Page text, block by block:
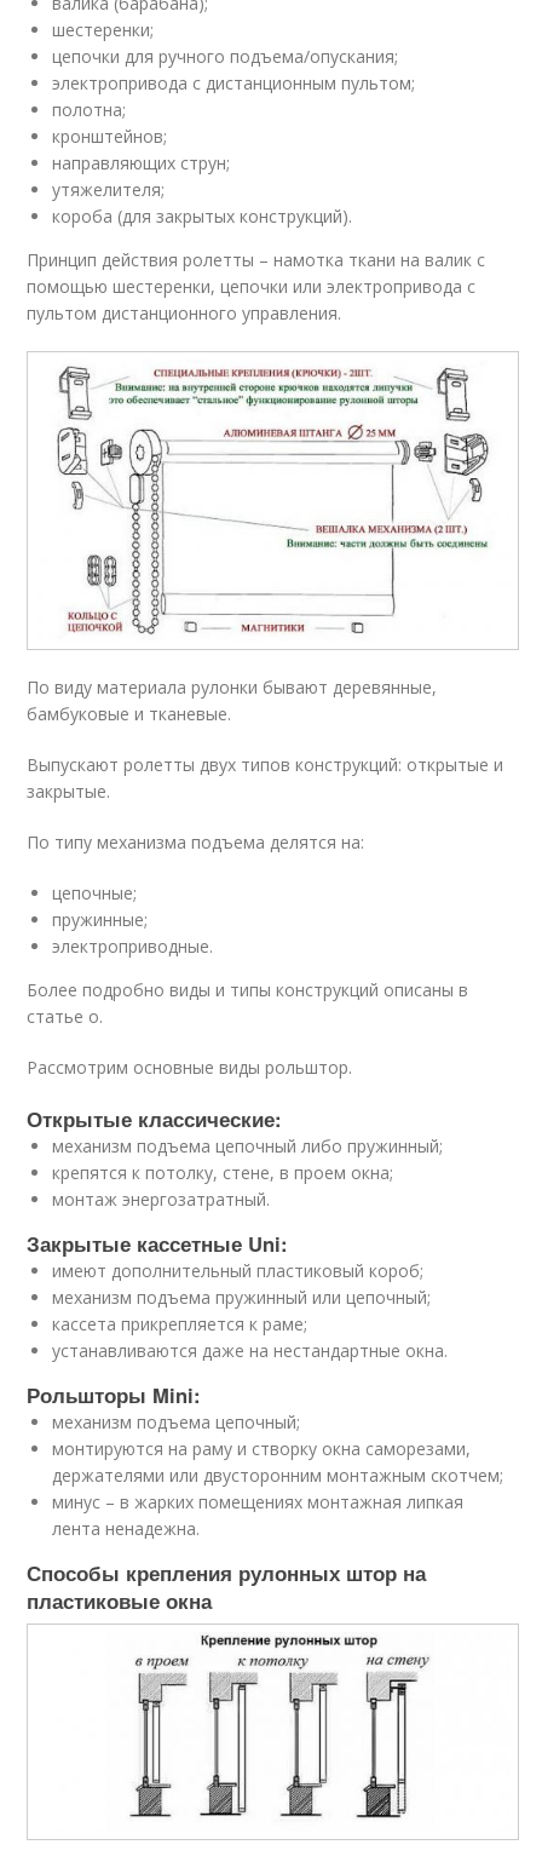
шестеренки;
цепочки для ручного подъема/опускания;
электропривода с дистанционным пультом;
полотна;
кронштейнов;
направляющих струн;
утяжелителя;
короба (для закрытых конструкций).
Принцип действия ролетты – намотка ткани на валик с
помощью шестеренки, цепочки или электропривода с
пультом дистанционного управления.
По виду материала рулонки бывают деревянные,
бамбуковые и тканевые.
Выпускают ролетты двух типов конструкций: открытые и
закрытые.
По типу механизма подъема делятся на:
цепочные;
пружинные;
электроприводные.
Более подробно виды и типы конструкций описаны в
статье о.
Рассмотрим основные виды рольштор.
Открытые классические:
механизм подъема цепочный либо пружинный;
крепятся к потолку, стене, в проем окна;
монтаж энергозатратный.
Закрытые кассетные Uni:
имеют дополнительный пластиковый короб;
механизм подъема пружинный или цепочный;
кассета прикрепляется к раме;
устанавливаются даже на нестандартные окна.
Рольшторы Mini:
механизм подъема цепочный;
монтируются на раму и створку окна саморезами,
держателями или двусторонним монтажным скотчем;
минус – в жарких помещениях монтажная липкая
лента ненадежна.
Способы крепления рулонных штор на
пластиковые окна